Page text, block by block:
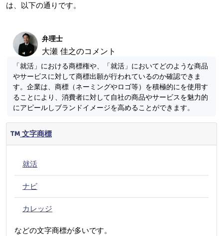
は、以下の通りです。
弁理士
大瀬 佳之のコメント
「就活」における商標権や、「就活」においてどのような商品
やサービスに対して商標出願が行われているのか確認できま
す。企業は、商標（ネーミングやロゴ等）を積極的にを使用す
ることにより、消費者に対して自社の商品やサービスを魅力的
にアピールしブランドイメージを高めることができます。
文字商標
就活
ナビ
カレッジ
などの文字商標が多いです。